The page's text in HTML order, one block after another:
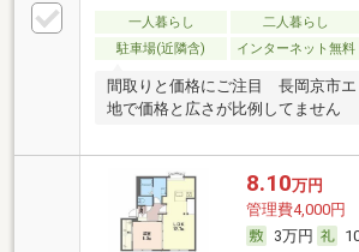
一人暮らし 二人暮らし
駐車場(近隣含)
インターネット無料
間取りと価格にご注目 長岡京市エ
地で価格と広さが比例してません
8.10万円
管理費4,000円
3万円